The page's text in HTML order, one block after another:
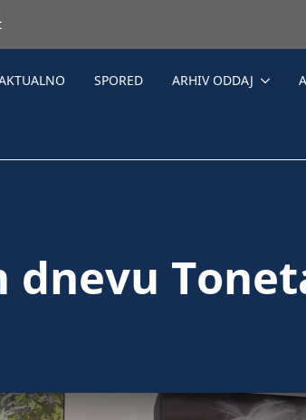
SPORED ARHIV ODDAJ